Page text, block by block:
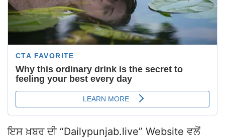
ਇਸ ਖ਼ਬਰ ਦੀ “Dailypunjab.live” Website ਵਲੋਂ